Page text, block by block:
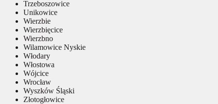
Trzeboszowice
Unikowice
Wierzbie
Wierzbięcice
Wierzbno
Wilamowice Nyskie
Włodary
Włostowa
Wójcice
Wrocław
Wyszków Śląski
Złotogłowice